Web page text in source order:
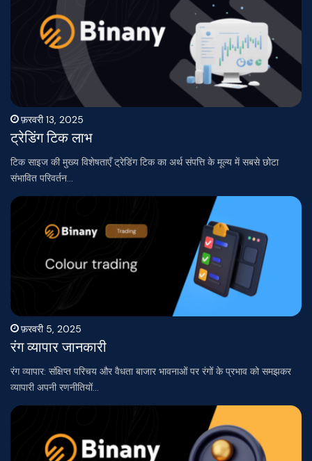
फ़रवरी 13, 2025
ट्रेडिंग टिक लाभ
टिक साइज की मुख्य विशेषताएँ ट्रेडिंग टिक का अर्थ संपत्ति के मूल्य में सबसे छोटा
संभावित परिवर्तन…
फ़रवरी 5, 2025
रंग व्यापार जानकारी
रंग व्यापार: संक्षिप्त परिचय और वैधता बाजार भावनाओं पर रंगों के प्रभाव को समझकर
व्यापारी अपनी रणनीतियों…